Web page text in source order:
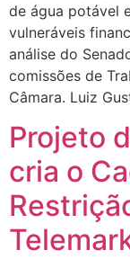
de água potável
vulneráveis
análise do
comissões de
Câmara. Luiz
Projeto
cria o